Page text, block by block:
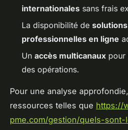
internationales sans frais
La disponibilité de
professionnelles en ligne
Un accès multicanaux pour
des opérations.
Pour une analyse
ressources telles que https://
pme.com/gestion/quels-